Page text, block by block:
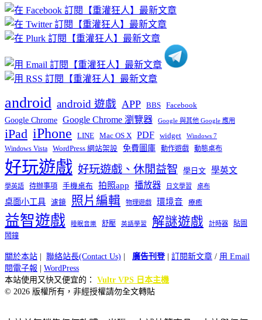
章
分
類
android android 遊戲 APP BBS Facebook
Google Chrome Google Chrome 瀏覽器 Google 與其他 Google 應用
iPad iPhone LINE Mac OS X PDF widget Windows 7
Windows Vista WordPress 網站架設 免費圖庫 動作遊戲 動態桌布
好玩遊戲 好玩遊戲、休閒益智 學日文 學英文
學英語 待辦事項 手機桌布 拍照app 播放器 日文學習 桌布
桌面小工具 濾鏡 照片編輯 物理遊戲 環境音 療癒
益智遊戲 睡眠音樂 舒壓 英語學習 解謎遊戲 計時器
貼圖
鬧鐘
關於本站 聯絡站長(Contact Us) 廣告刊登| 訂閱新文章 / 用 Email
閱電子報
WordPress
本站使用又快又便宜的： Vultr VPS 日本主機
© 2026 版權所有，非經授權請勿全文轉貼